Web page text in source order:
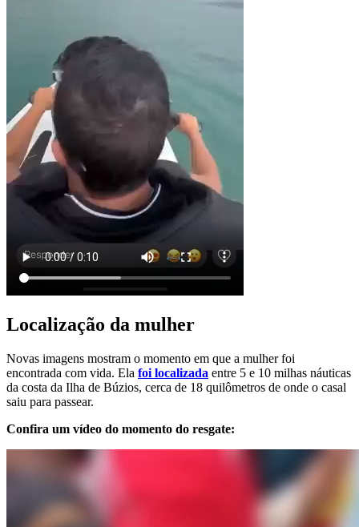
Localização da mulher
Novas imagens mostram o momento em que a mulher foi
encontrada com vida. Ela foi localizada entre 5 e 10 milhas náuticas
da costa da Ilha de Búzios, cerca de 18 quilômetros de onde o casal
saiu para passear.
Confira um vídeo do momento do resgate: